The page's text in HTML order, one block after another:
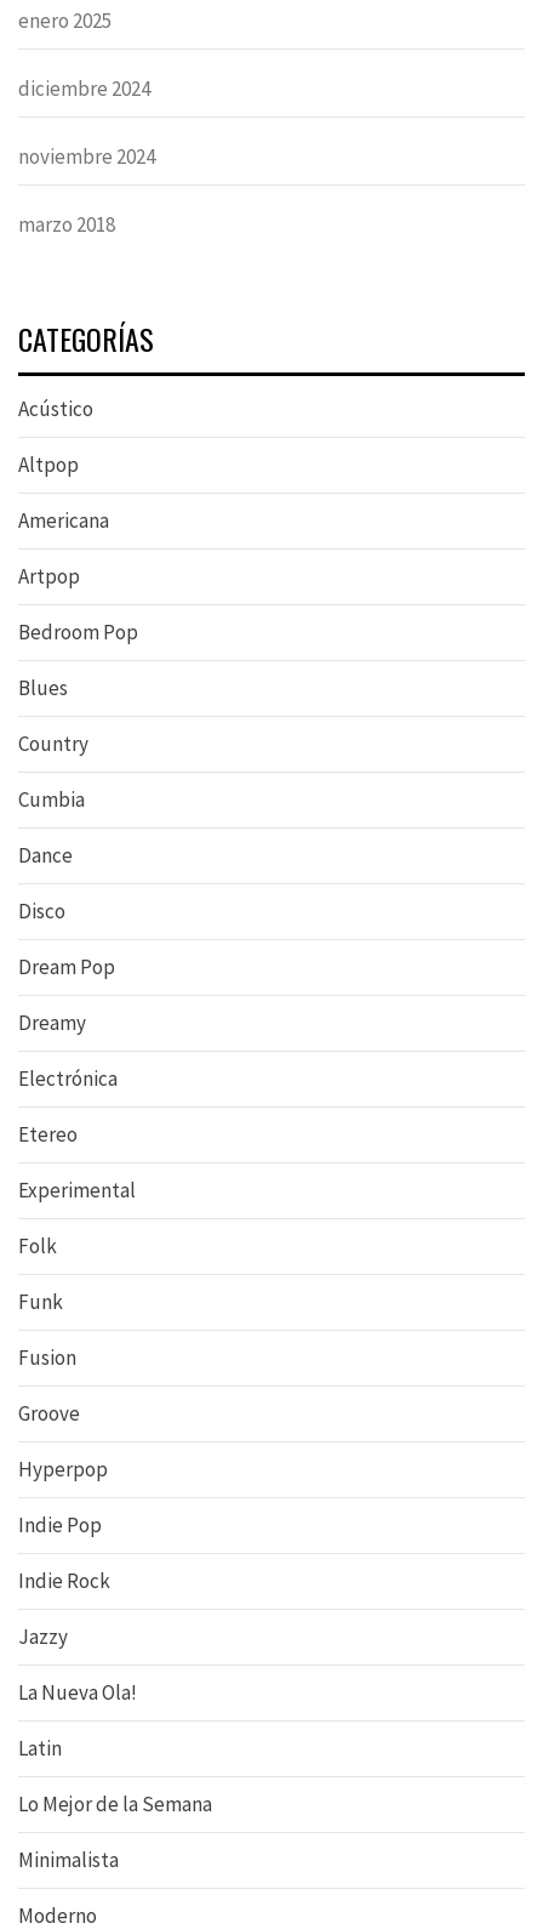
enero 2025
diciembre 2024
noviembre 2024
marzo 2018
CATEGORÍAS
Acústico
Altpop
Americana
Artpop
Bedroom Pop
Blues
Country
Cumbia
Dance
Disco
Dream Pop
Dreamy
Electrónica
Etereo
Experimental
Folk
Funk
Fusion
Groove
Hyperpop
Indie Pop
Indie Rock
Jazzy
La Nueva Ola!
Latin
Lo Mejor de la Semana
Minimalista
Moderno